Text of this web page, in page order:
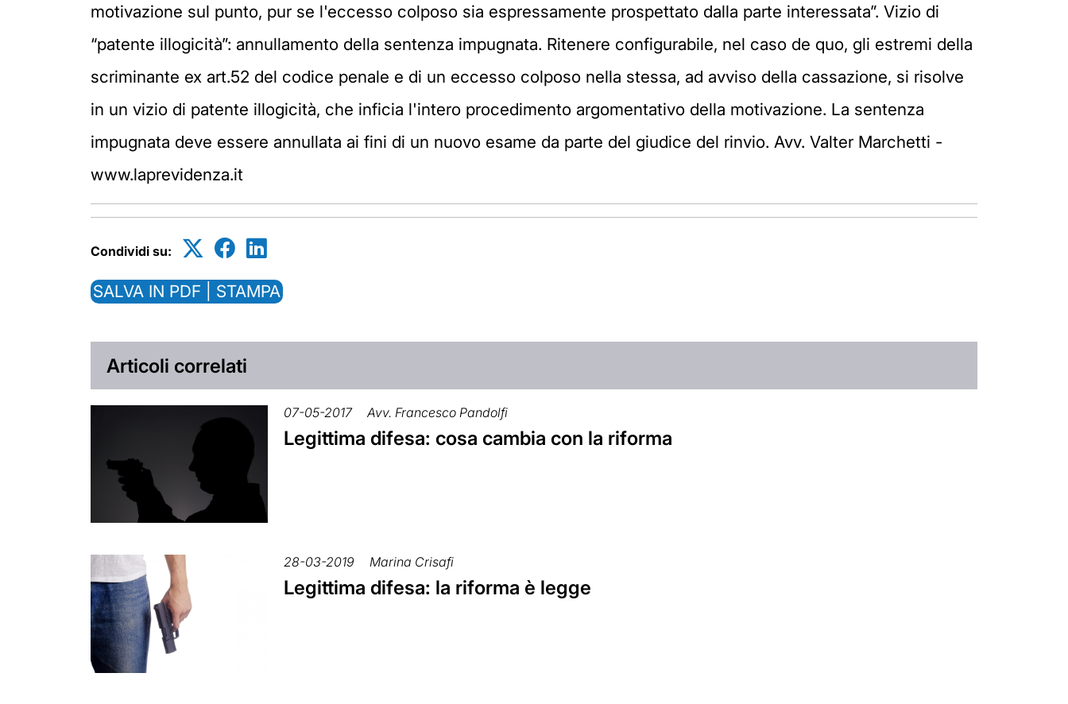
motivazione sul punto, pur se l'eccesso colposo sia espressamente prospettato dalla parte interessata”. Vizio di
“patente illogicità”: annullamento della sentenza impugnata. Ritenere configurabile, nel caso de quo, gli estremi della
scriminante ex art.52 del codice penale e di un eccesso colposo nella stessa, ad avviso della cassazione, si risolve
in un vizio di patente illogicità, che inficia l'intero procedimento argomentativo della motivazione. La sentenza
impugnata deve essere annullata ai fini di un nuovo esame da parte del giudice del rinvio. Avv. Valter Marchetti -
www.laprevidenza.it
Condividi su:
SALVA IN PDF | STAMPA
Articoli correlati
07-05-2017 Avv. Francesco Pandolfi
Legittima difesa: cosa cambia con la riforma
28-03-2019 Marina Crisafi
Legittima difesa: la riforma è legge